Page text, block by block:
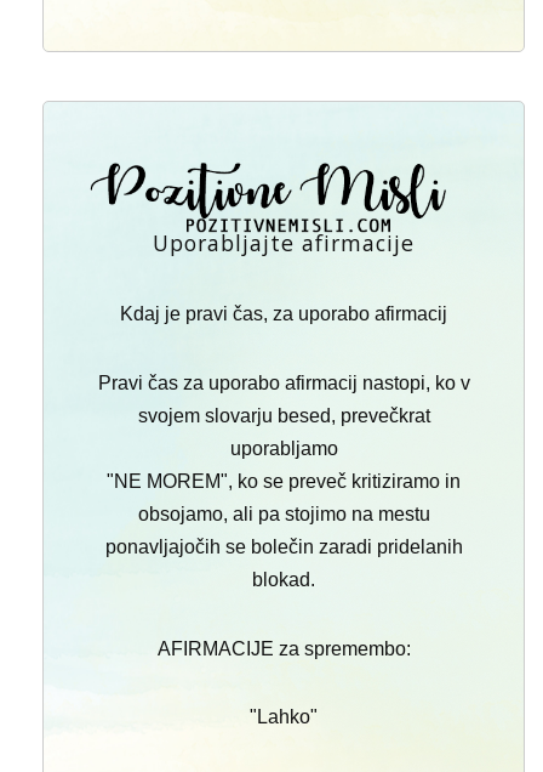
Uporabljajte afirmacije
Kdaj je pravi čas, za uporabo afirmacij
Pravi čas za uporabo afirmacij nastopi, ko v
svojem slovarju besed, prevečkrat
uporabljamo
"NE MOREM", ko se preveč kritiziramo in
obsojamo, ali pa stojimo na mestu
ponavljajočih se bolečin zaradi pridelanih
blokad.
AFIRMACIJE za spremembo:
"Lahko"